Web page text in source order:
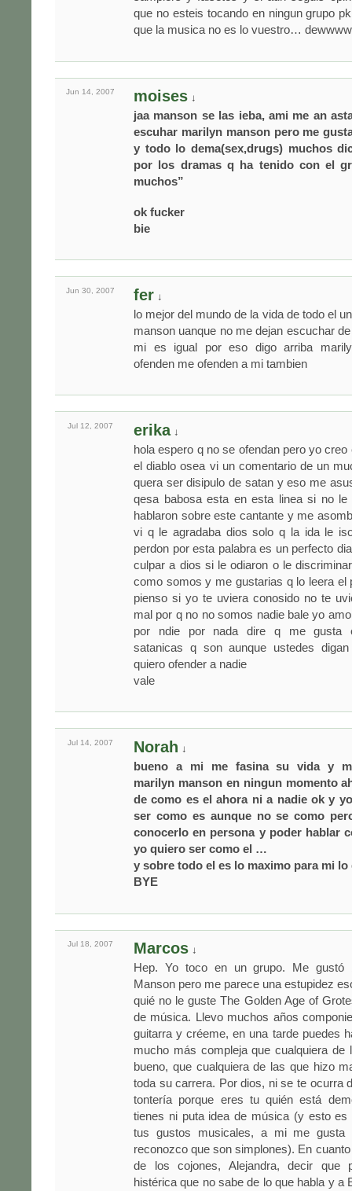
que no esteis tocando en ningun grupo
que la musica no es lo vuestro… dewwww
Jun 14, 2007 moises ↓
jaa manson se las ieba, ami me an
escuhar marilyn manson pero me
y todo lo dema(sex,drugs) muchos
por los dramas q ha tenido con el
muchos”
ok fucker
bie
Jun 30, 2007 fer ↓
lo mejor del mundo de la vida de todo el
manson uanque no me dejan escuchar
mi es igual por eso digo arriba
ofenden me ofenden a mi tambien
Jul 12, 2007 erika↓
hola espero q no se ofendan pero yo
el diablo osea vi un comentario de un
quera ser disipulo de satan y eso me
qesa babosa esta en esta linea si no
hablaron sobre este cantante y me
vi q le agradaba dios solo q la ida le
perdon por esta palabra es un perfecto
culpar a dios si le odiaron o le
como somos y me gustarias q lo leera el
pienso si yo te uviera conosido no te
mal por q no no somos nadie bale yo
por ndie por nada dire q me gusta
satanicas q son aunque ustedes
quiero ofender a nadie
vale
Jul 14, 2007 Norah ↓
bueno a mi me fasina su vida y
marilyn manson en ningun momento
de como es el ahora ni a nadie ok y
ser como es aunque no se como
conocerlo en persona y poder hablar
yo quiero ser como el …
y sobre todo el es lo maximo para mi
BYE
Jul 18, 2007 Marcos ↓
Hep. Yo toco en un grupo. Me gustó
Manson pero me parece una estupidez
quié no le guste The Golden Age of
de música. Llevo muchos años
guitarra y créeme, en una tarde puedes
mucho más compleja que cualquiera de
bueno, que cualquiera de las que hizo
toda su carrera. Por dios, ni se te ocurra
tontería porque eres tu quién está
tienes ni puta idea de música (y esto es
tus gustos musicales, a mi me gusta
reconozco que son simplones). En
de los cojones, Alejandra, decir que
histérica que no sabe de lo que habla y a